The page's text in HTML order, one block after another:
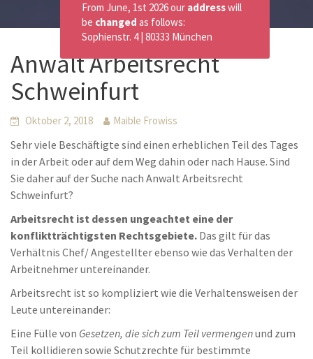
Anwalt Arbeitsrecht
Schweinfurt
Oktober 2, 2018 Maible Frowiss
Sehr viele Beschäftigte sind einen erheblichen Teil des Tages
in der Arbeit oder auf dem Weg dahin oder nach Hause. Sind
Sie daher auf der Suche nach Anwalt Arbeitsrecht
Schweinfurt?
Arbeitsrecht ist dessen ungeachtet eine der
konfliktträchtigsten Rechtsgebiete. Das gilt für das
Verhältnis Chef/ Angestellter ebenso wie das Verhalten der
Arbeitnehmer untereinander.
Arbeitsrecht ist so kompliziert wie die Verhaltensweisen der
Leute untereinander:
Eine Fülle von Gesetzen, die sich zum Teil vermengenund zum
Teil kollidieren sowie Schutzrechte für bestimmte
From June, 1st 2026 our addresswill
be changed as follows:
Sophienstr. 4 | 80333 München